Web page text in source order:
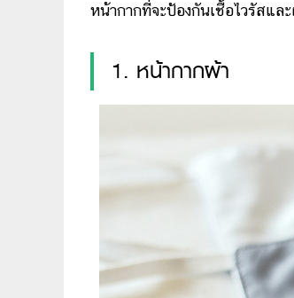
หน้ากากที่จะป้องกันเชื้อไวรัสแล
1. หน้ากากผ้า